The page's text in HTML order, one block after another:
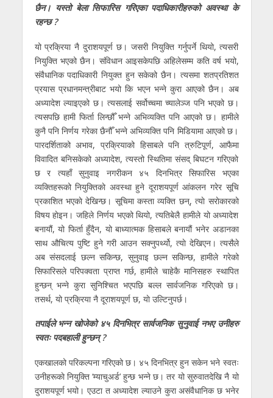
छैन। यस्तो बेला सिफारिस गरिएका पदाधिकारीहरुको अवस्था के
रहन्छ ?
यो प्रक्रिया नै दुराशयपूर्ण छ। जसरी नियुक्ति गर्नुपर्ने थियो, त्यसरी
नियुक्ति भएको छैन। संविधान आइसकेपछि अहिलेसम्म कति वर्ष भयो,
संवैधानिक पदाधिकारी नियुक्त हुन सकेको छैन। त्यसमा शतप्रतिशत
प्रयास प्रधानमन्त्रीबाट भयो कि भएन भन्ने कुरा आएको छैन। अब
अध्यादेश ल्याइएको छ। त्यसलाई सर्वोच्चमा च्यालेञ्ज पनि भएको छ।
त्यसपछि हामी फिर्ता लिन्छौँ भन्ने अभिव्यक्ति पनि आएको छ। हामीले
कुनै पनि निर्णय गरेका छैनौँ भन्ने अभिव्यक्ति पनि मिडियामा आएको छ।
पारदर्शिताको अभाव, प्रक्रियाको हिसाबले पनि त्रुटिपूर्ण, आफैमा
विवादित बनिसकेको अध्यादेश, त्यस्तो स्थितिमा संसद् बिघटन गरिएकाे
छ र त्यहाँ सुनुवाइ नगरीकन ४५ दिनभित्र सिफारिस भएका
व्यक्तिहरूको नियुक्तिकाे अवस्था हुने दूराशयपूर्ण आंकलन गरेर सूचि
प्रकाशित भएकाे देखिन्छ। सूचिमा कस्ता व्यक्ति छन्, त्याे सराेकारकाे
विषय हाेइन। जहिले निर्णय भएको थियो, त्यतिबेलै हामीले यो अध्यादेश
बनायौं, यो फिर्ता हुँदैन, यो बाध्यात्मक हिसाबले बनायौं भनेर अडानका
साथ औचित्य पुष्टि हुने गरी आउन सक्नुपर्थ्यो, त्याे देखिएन। त्यसैले
अब संसदलाई छल्न सकिन्छ, सुनुवाइ छल्न सकिन्छ, हामीले गरेको
सिफारिसले परिपक्वता प्राप्त गर्छ, हामीले चाहेकै मानिसहरु स्थापित
हुन्छन् भन्ने कुरा सुनिश्चित भएपछि बल्ल सार्वजनिक गरिएको छ।
तसर्थ, यो प्रक्रिया नै दूराशयपूर्ण छ, याे उल्टिनुपर्छ।
तपाईले भन्न खोजेको ४५ दिनभित्र सार्वजनिक सुनुवाई नभए उनीहरु
स्वतः पदबहाली हुन्छन् ?
एकखालको परिकल्पना गरिएको छ। ४५ दिनभित्र हुन सकेन भने स्वतः
उनीहरूकाे नियुक्ति ‘म्याचुअर्ड’ हुन्छ भन्ने छ। तर यो सुरुवातदेखि नै यो
दुराशयपूर्ण भयो। एउटा त अध्यादेश ल्याउने कुरा असंवैधानिक छ भनेर